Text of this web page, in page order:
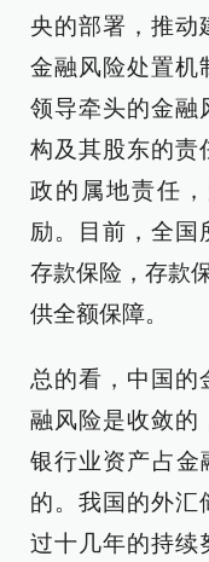
央的部署，推动
金融风险处置机
领导牵头的金融
构及其股东的责
政的属地责任
励。目前，全国
存款保险，存款
供全额保障。
总的看，中国的
融风险是收敛的
银行业资产占金
的。我国的外汇
过十几年的持续